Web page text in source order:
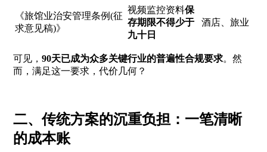
《旅馆业治安管理条例(征
求意见稿)》
视频监控资料保
存期限不得少于
九十日
酒店、旅业
可见， 90天已成为众多关键行业的普遍性合规要求。然
而，满足这一要求，代价几何？
二、传统方案的沉重负担：一笔清晰
的成本账